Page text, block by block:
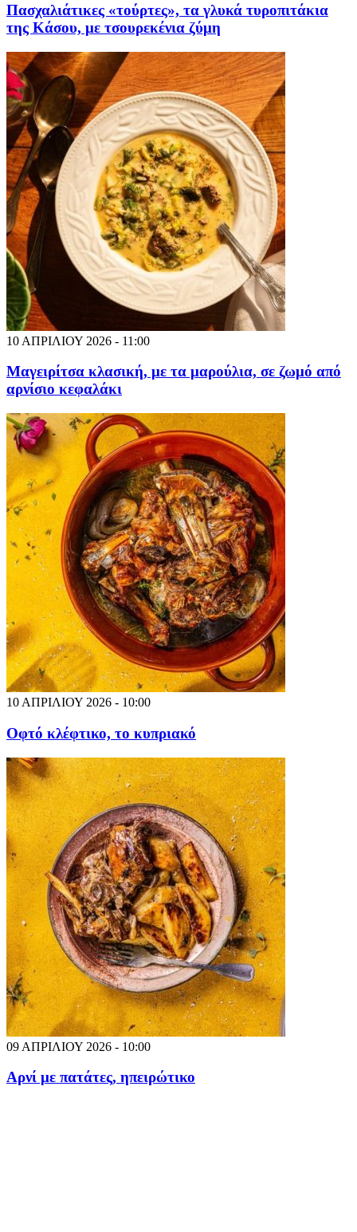
Πασχαλιάτικες «τούρτες», τα γλυκά τυροπιτάκια
της Κάσου, με τσουρεκένια ζύμη
10 ΑΠΡΙΛΙΟΥ 2026 - 11:00
Μαγειρίτσα κλασική, με τα μαρούλια, σε ζωμό από
αρνίσιο κεφαλάκι
10 ΑΠΡΙΛΙΟΥ 2026 - 10:00
Οφτό κλέφτικο, το κυπριακό
09 ΑΠΡΙΛΙΟΥ 2026 - 10:00
Αρνί με πατάτες, ηπειρώτικο